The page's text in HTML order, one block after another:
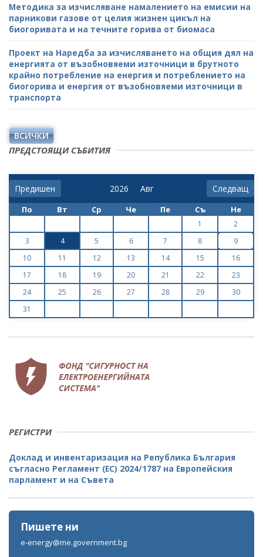
Методика за изчисляване намалението на емисии на
парникови газове от целия жизнен цикъл на
биогоривата и на течните горива от биомаса
Проект на Наредба за изчисляването на общия дял на
енергията от възобновяеми източници в брутното
крайно потребление на енергия и потреблението на
биогорива и енергия от възобновяеми източници в
транспорта
ВСИЧКИ
ПРЕДСТОЯЩИ СЪБИТИЯ
Предишен Следващ
По Вт Ср Че Пе Съ Не
1
2
3
4 5 6 7 8
9
10
11 12 13 14 15
16
17
18 19 20 21 22
23
24
25 26 27 28 29
30
31
РЕГИСТРИ
Доклад и инвентаризация на Република България
съгласно Регламент (ЕС) 2024/1787 на Европейския
парламент и на Съвета
Пишете ни
e-energy@me.government.bg